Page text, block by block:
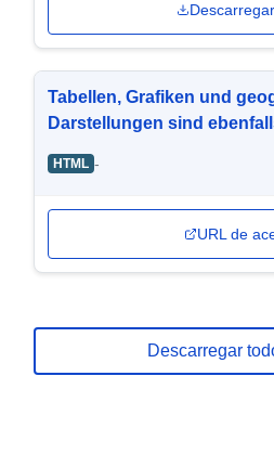
Tabellen, Grafiken und
Darstellungen sind
HTML -
URL de
Descarregar